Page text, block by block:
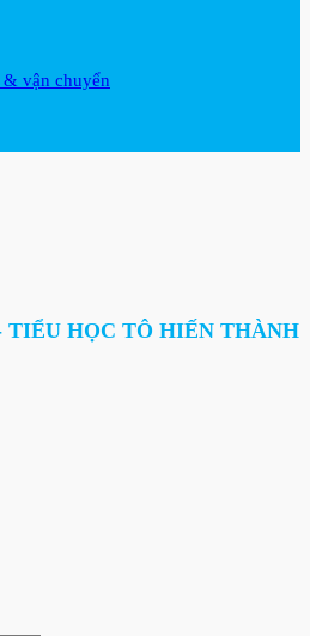
& vận chuyển
TIỂU HỌC TÔ HIẾN THÀNH